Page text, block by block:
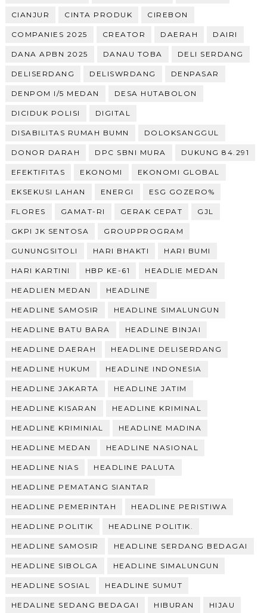
CIANJUR CINTA PRODUK CIREBON
COMPANIES 2025 CREATOR DAERAH DAIRI
DANA APBN 2025 DANAU TOBA DELI SERDANG
DELISERDANG DELISWRDANG DENPASAR
DENPOM I/5 MEDAN DESA HUTABOLON
DICIDUK POLISI DIGITAL
DISABILITAS RUMAH BUMN DOLOKSANGGUL
DONOR DARAH DPC SBNI MURA DUKUNG 84.291
EFEKTIFITAS EKONOMI EKONOMI GLOBAL
EKSEKUSI LAHAN ENERGI ESG GOZERO%
FLORES GAMAT-RI GERAK CEPAT GJL
GKPI JK SENTOSA GROUPPROGRAM
GUNUNGSITOLI HARI BHAKTI HARI BUMI
HARI KARTINI HBP KE-61 HEADLIE MEDAN
HEADLIEN MEDAN HEADLINE
HEADLINE SAMOSIR HEADLINE SIMALUNGUN
HEADLINE BATU BARA HEADLINE BINJAI
HEADLINE DAERAH HEADLINE DELISERDANG
HEADLINE HUKUM HEADLINE INDONESIA
HEADLINE JAKARTA HEADLINE JATIM
HEADLINE KISARAN HEADLINE KRIMINAL
HEADLINE KRIMINIAL HEADLINE MADINA
HEADLINE MEDAN HEADLINE NASIONAL
HEADLINE NIAS HEADLINE PALUTA
HEADLINE PEMATANG SIANTAR
HEADLINE PEMERINTAH HEADLINE PERISTIWA
HEADLINE POLITIK HEADLINE POLITIK.
HEADLINE SAMOSIR HEADLINE SERDANG BEDAGAI
HEADLINE SIBOLGA HEADLINE SIMALUNGUN
HEADLINE SOSIAL HEADLINE SUMUT
HEDALINE SEDANG BEDAGAI HIBURAN HIJAU